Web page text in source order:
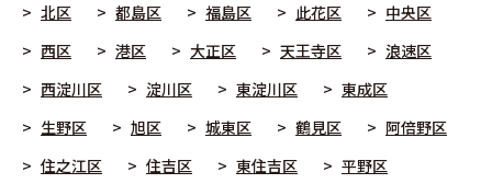
北区
都島区 福島区 此花区
中央区
西区
港区 大正区 天王寺区
浪速区
西淀川区
淀川区 東淀川区
東成区
生野区
旭区 城東区 鶴見区
阿倍野区
住之江区
住吉区 東住吉区
平野区